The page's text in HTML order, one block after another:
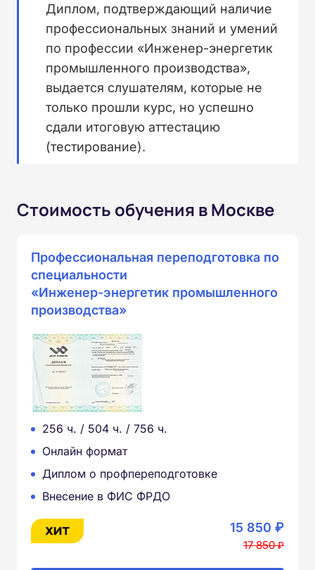
Диплом, подтверждающий наличие
профессиональных знаний и умений
по профессии «Инженер-энергетик
промышленного производства»,
выдается слушателям, которые не
только прошли курс, но успешно
сдали итоговую аттестацию
(тестирование).
Стоимость обучения в Москве
Профессиональная переподготовка по
специальности
«Инженер-энергетик промышленного
производства»
256 ч. / 504 ч. / 756 ч.
Онлайн формат
Диплом о профпереподготовке
Внесение в ФИС ФРДО
15 850 ₽
17 850 ₽